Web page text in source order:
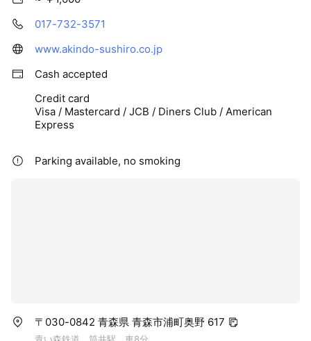
017-732-3571
www.akindo-sushiro.co.jp
Cash accepted
Credit card
Visa / Mastercard / JCB / Diners Club / American
Express
Parking available, no smoking
〒030-0842 青森県 青森市浦町奥野 617
青い森鉄道 筒井駅 車8分